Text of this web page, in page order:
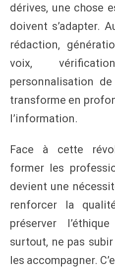
dérives, une chose
doivent s’adapter.
rédaction,
voix,
personnalisation
transforme en
l’information.
Face à cette
former les
devient une
renforcer la
préserver
surtout, ne pas
les accompagner.